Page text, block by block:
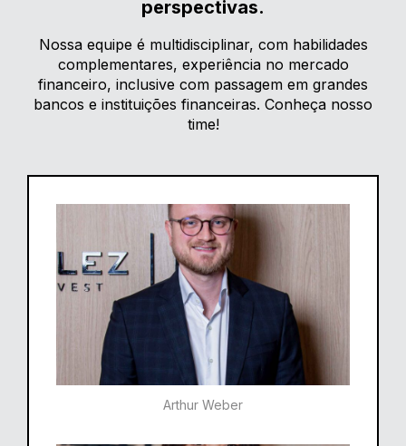
perspectivas.
Nossa equipe é multidisciplinar, com habilidades
complementares, experiência no mercado
financeiro, inclusive com passagem em grandes
bancos e instituições financeiras. Conheça nosso
time!
Arthur Weber